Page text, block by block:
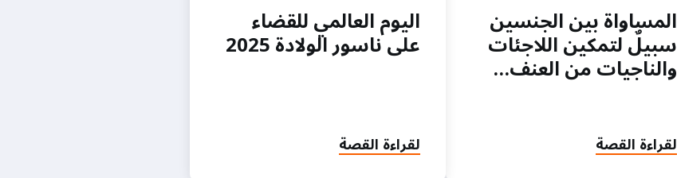
المساواة بين الجنسين
سبيلٌ لتمكين اللاجئات
والناجيات من العنف…
لقراءة القصة
اليوم العالمي للقضاء
على ناسور الولادة 2025
لقراءة القصة